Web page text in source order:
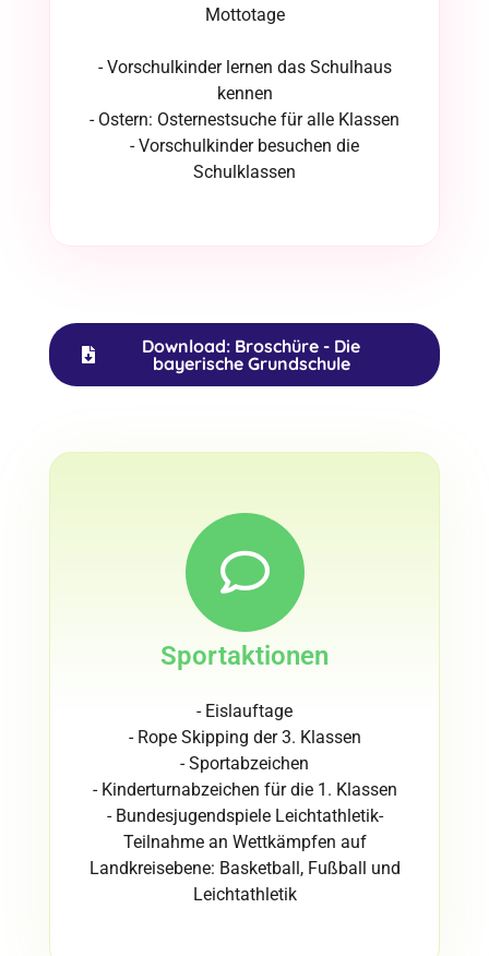
Mottotage
- Vorschulkinder lernen das Schulhaus
kennen
- Ostern: Osternestsuche für alle Klassen
- Vorschulkinder besuchen die
Schulklassen
Download: Broschüre - Die
bayerische Grundschule
Sportaktionen
- Eislauftage
- Rope Skipping der 3. Klassen
- Sportabzeichen
- Kinderturnabzeichen für die 1. Klassen
- Bundesjugendspiele Leichtathletik-
Teilnahme an Wettkämpfen auf
Landkreisebene: Basketball, Fußball und
Leichtathletik